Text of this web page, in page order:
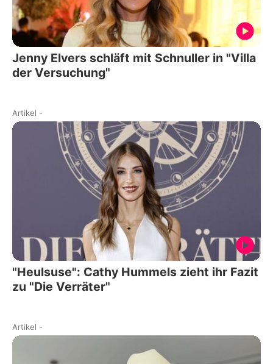
Jenny Elvers schläft mit Schnuller in "Villa
der Versuchung"
Artikel -
"Heulsuse": Cathy Hummels zieht ihr Fazit
zu "Die Verräter"
Artikel -